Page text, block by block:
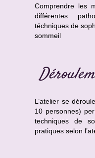
Comprendre les
différentes
téchniques de
sommeil
L’atelier se
10 personnes)
techniques de
pratiques selon